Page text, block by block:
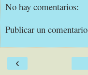
No hay comentarios:
Publicar un comentario
‹